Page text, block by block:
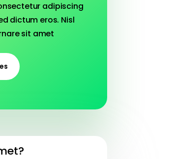
adipiscing
dictum eros. Nisl
sit amet